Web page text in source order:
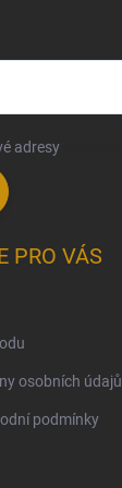
adresy
PRO VÁS
osobních údajů
podmínky